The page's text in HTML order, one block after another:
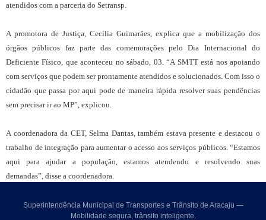
atendidos com a parceria do Setransp.
A promotora de Justiça, Cecília Guimarães, explica que a mobilização dos
órgãos públicos faz parte das comemorações pelo Dia Internacional do
Deficiente Físico, que aconteceu no sábado, 03. “A SMTT está nos apoiando
com serviços que podem ser prontamente atendidos e solucionados. Com isso o
cidadão que passa por aqui pode de maneira rápida resolver suas pendências
sem precisar ir ao MP”, explicou.
A coordenadora da CET, Selma Dantas, também estava presente e destacou o
trabalho de integração para aumentar o acesso aos serviços públicos. “Estamos
aqui para ajudar a população, estamos atendendo e resolvendo suas
demandas”, disse a coordenadora.
Superintendência Municipal de Transportes e Trânsito de Aracaju —
Mobilidade segura, trânsito inteligente.